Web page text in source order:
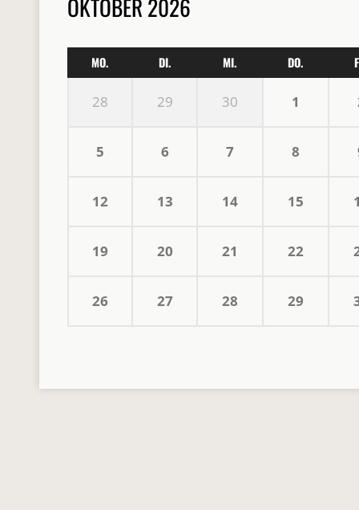
MO. DI. MI. DO.
28 29 30 1
5 6 7 8
12 13 14 15
19 20 21 22
26 27 28 29